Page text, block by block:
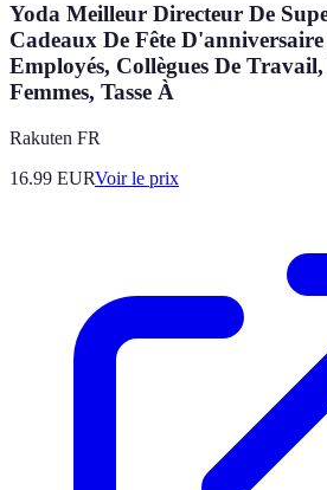
Yoda Meilleur Directeur De
Cadeaux De Fête
Employés, Collègues De
Femmes, Tasse À
Rakuten FR
16.99 EURVoir le prix